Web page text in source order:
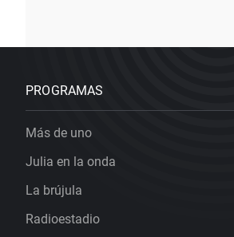
PROGRAMAS
Más de uno
Julia en la onda
La brújula
Radioestadio